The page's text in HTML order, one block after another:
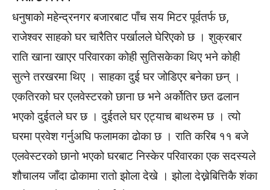
धनुषाको महेन्द्रनगर बजारबाट पाँच सय मिटर पूर्वतर्फ छ,
राजेश्वर साहको घर चारैतिर पर्खालले घेरिएको छ । शुक्रबार
राति खाना खाएर परिवारका कोही सुतिसकेका थिए भने कोही
सुत्ने तरखरमा थिए । साहका दुई घर जोडिएर बनेका छन् ।
एकतिरको घर एलवेस्टरको छाना छ भने अर्कोतिर छत ढलान
भएको दुईतले घर छ । दुईतले घर एट्याच बाथरुम छ । त्यो
घरमा प्रवेश गर्नुअघि फलामका ढोका छ । राति करिब ११ बजे
एलवेस्टरको छानो भएको घरबाट निस्केर परिवारका एक सदस्यले
शौचालय जाँदा ढोकामा रातो झोला देखे । झोला देख्नेबित्तिकै शंका